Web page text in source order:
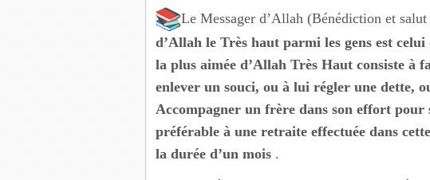
Le Messager d’Allah (Bénédiction et
d’Allah le Très haut parmi les gens est
la plus aimée d’Allah Très Haut consiste à
enlever un souci, ou à lui régler une dette,
Accompagner un frère dans son effort pour
préférable à une retraite effectuée dans
la durée d’un mois .